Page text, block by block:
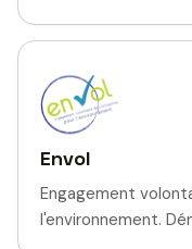
Envol
Engagement
l'environnement.